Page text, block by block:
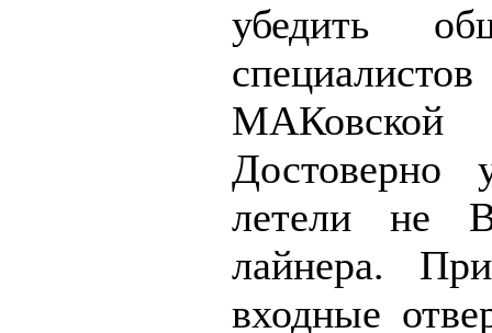
убедить
Достоверно
летели не
лайнера.
входные